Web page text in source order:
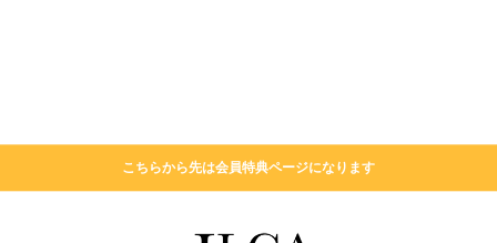
こちらから先は会員特典ページになります